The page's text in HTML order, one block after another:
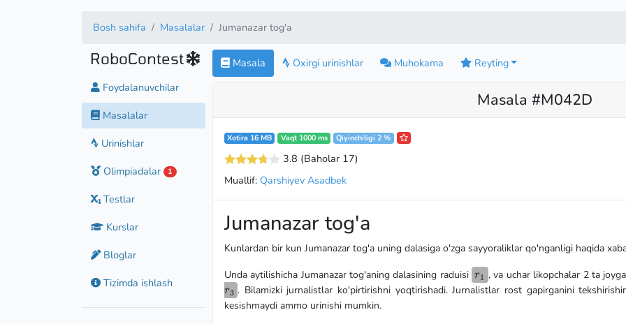
Bosh sahifa Masalalar Jumanazar tog'a
RoboContest
Foydalanuvchilar
Masalalar
Urinishlar
Olimpiadalar
1
Testlar
Kurslar
Bloglar
Tizimda ishlash
Masala Oxirgi urinishlar Muhokama Reyting
Masala #M042D
Xotira 16 MB Vaqt 1000 ms Qiyinchiligi 2 %
3.8 (Baholar 17)
Muallif: Qarshiyev Asadbek
Jumanazar tog'a
Kunlardan bir kun Jumanazar tog'a uning dalasiga o'zga sayyoraliklar qo'nganligi haqida
Unda aytilishicha Jumanazar tog'aning dalasining raduisi r_1
r1 , va uchar likopchalar 2 ta
r3 . Bilamizki jurnalistlar ko'pirtirishni yoqtirishadi. Jurnalistlar rost gapirganini
kesishmaydi ammo urinishi mumkin.